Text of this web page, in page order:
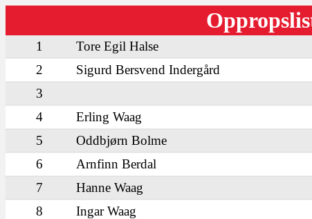
1 Tore Egil Halse
2
Sigurd Bersvend Indergård
3
4
Erling Waag
5
Oddbjørn Bolme
6
Arnfinn Berdal
7
Hanne Waag
8
Ingar Waag